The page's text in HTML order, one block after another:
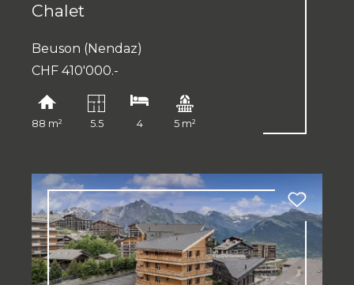
Chalet
Beuson (Nendaz)
CHF 410'000.-
88 m² 5.5 4 5 m²